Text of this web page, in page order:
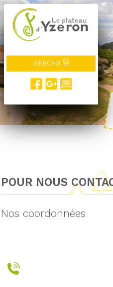
WEBCAM
POUR NOUS
Nos coordonnées